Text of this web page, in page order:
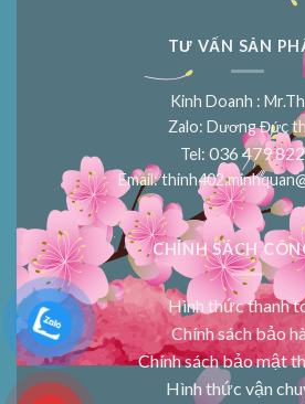
TƯ VẤN SẢN
Kinh Doanh :
Zalo: Dương Đức
Tel: 036 479
Email:
CHÍNH SÁCH
Hình thức thanh
Chính sách bảo
Chính sách bảo mật
Hình thức vận